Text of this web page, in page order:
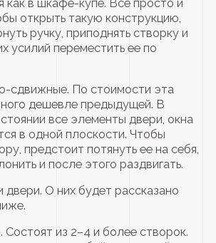
открыть такую конструкцию,
ручку, приподнять створку и
усилий переместить ее по
сдвижные. По стоимости эта
дешевле предыдущей. В
все элементы двери, окна
в одной плоскости. Чтобы
предстоит потянуть ее на себя,
и после этого раздвигать.
двери. О них будет рассказано
из 2–4 и более створок.